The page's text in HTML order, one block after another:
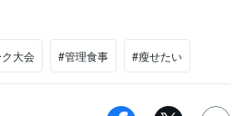
大会 #管理食事 #瘦せたい